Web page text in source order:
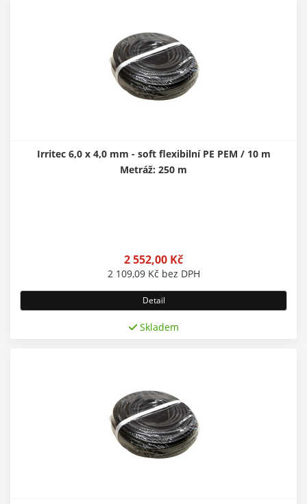
Irritec 6,0 x 4,0 mm - soft flexibilní PE PEM / 10 m
Metráž: 250 m
2 552,00 Kč
2 109,09 Kč bez DPH
Detail
Skladem